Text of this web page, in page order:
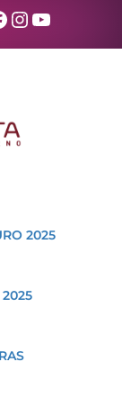
Instagram
YouTube
2025
2025